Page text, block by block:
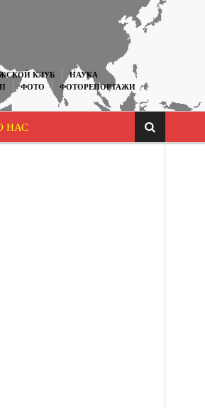
КЛУБ
НАУКА
ФОТО
ФОТОРЕПОРТАЖИ
НАС